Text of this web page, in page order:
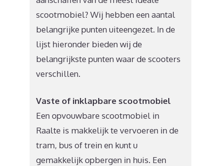
scootmobiel? Wij hebben een aantal
belangrijke punten uiteengezet. In de
lijst hieronder bieden wij de
belangrijkste punten waar de scooters
verschillen.
Vaste of inklapbare scootmobiel
Een opvouwbare scootmobiel in
Raalte is makkelijk te vervoeren in de
tram, bus of trein en kunt u
gemakkelijk opbergen in huis. Een